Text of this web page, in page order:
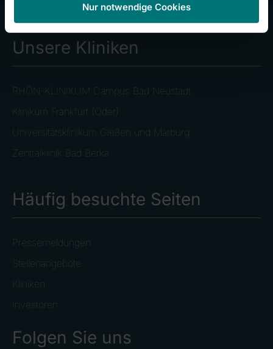
Nur notwendige Cookies
Unsere Kliniken
RHÖN-KLINIKUM Campus Bad Neustadt
Klinikum Frankfurt (Oder)
Universitätsklinikum Gießen und Marburg
Zentralklinik Bad Berka
Häufig besuchte Seiten
Pressemeldungen
Stellenangebote
Kliniken
Investoren
Folgen Sie uns